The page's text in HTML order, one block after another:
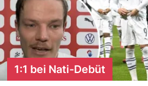
1:1 bei Nati-Debüt